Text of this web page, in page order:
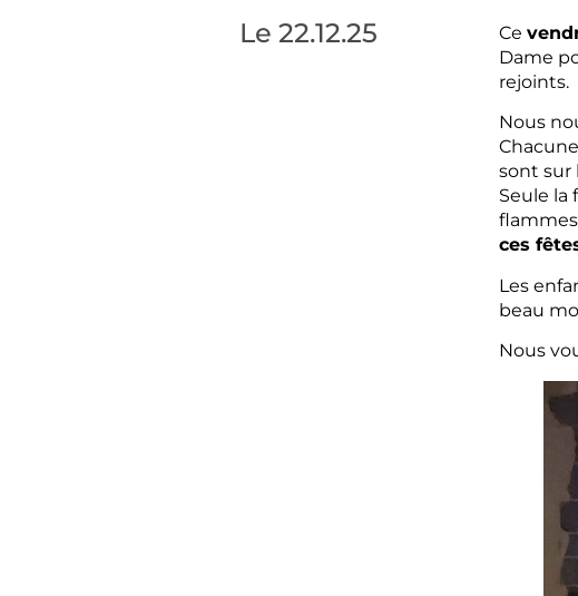
Le22.12.25 Ce
Dame
rejoints.
Nous
sont sur
Seule la
ces
Les
beau
Nous